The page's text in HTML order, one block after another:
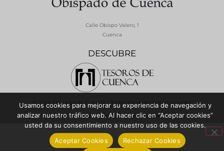
DESCUBRE
Calle Obispo Valero, 1
Cuenca
© 2026 Diócesis de Cuenca - Todos los derechos reservados
Política de Privacidad / Aviso LegalPolítica de Cookies
Usamos cookies para mejorar su experiencia de navegación y
analizar nuestro tráfico web. Al hacer clic en “Aceptar cookies”
usted da su consentimiento a nuestro uso de las cookies.
Aceptar Cookies
Rechazar Cookies